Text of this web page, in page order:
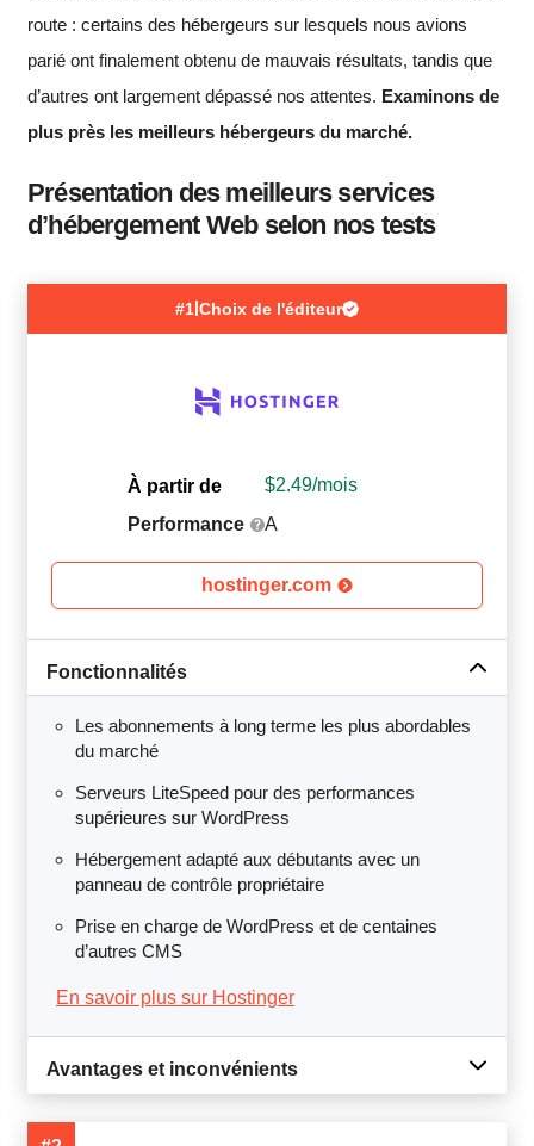
route : certains des hébergeurs sur lesquels nous avions
parié ont finalement obtenu de mauvais résultats, tandis que
d’autres ont largement dépassé nos attentes. Examinons de
plus près les meilleurs hébergeurs du marché.
Présentation des meilleurs services
d’hébergement Web selon nos tests
#1|Choix de l'éditeur
À partir de $2.49/mois
Performance
A
hostinger.com
Fonctionnalités
Les abonnements à long terme les plus abordables
du marché
Serveurs LiteSpeed pour des performances
supérieures sur WordPress
Hébergement adapté aux débutants avec un
panneau de contrôle propriétaire
Prise en charge de WordPress et de centaines
d’autres CMS
En savoir plus sur Hostinger
Avantages et inconvénients